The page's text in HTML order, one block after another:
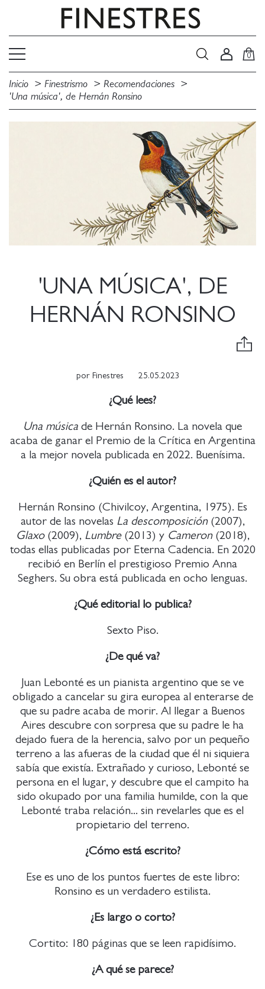
0
Inicio Finestrismo
Recomendaciones
'Una música', de Hernán Ronsino
'UNA MÚSICA', DE
HERNÁN RONSINO
por Finestres 25.05.2023
¿Qué lees?
Una música de Hernán Ronsino. La novela que
acaba de ganar el Premio de la Crítica en Argentina
a la mejor novela publicada en 2022. Buenísima.
¿Quién es el autor?
Hernán Ronsino (Chivilcoy, Argentina, 1975). Es
autor de las novelas La descomposición (2007),
Glaxo(2009), Lumbre(2013) y Cameron(2018),
todas ellas publicadas por Eterna Cadencia. En 2020
recibió en Berlín el prestigioso Premio Anna
Seghers. Su obra está publicada en ocho lenguas.
¿Qué editorial lo publica?
Sexto Piso.
¿De qué va?
Juan Lebonté es un pianista argentino que se ve
obligado a cancelar su gira europea al enterarse de
que su padre acaba de morir. Al llegar a Buenos
Aires descubre con sorpresa que su padre le ha
dejado fuera de la herencia, salvo por un pequeño
terreno a las afueras de la ciudad que él ni siquiera
sabía que existía. Extrañado y curioso, Lebonté se
persona en el lugar, y descubre que el campito ha
sido okupado por una familia humilde, con la que
Lebonté traba relación... sin revelarles que es el
propietario del terreno.
¿Cómo está escrito?
Ese es uno de los puntos fuertes de este libro:
Ronsino es un verdadero estilista.
¿Es largo o corto?
Cortito: 180 páginas que se leen rapidísimo.
¿A qué se parece?